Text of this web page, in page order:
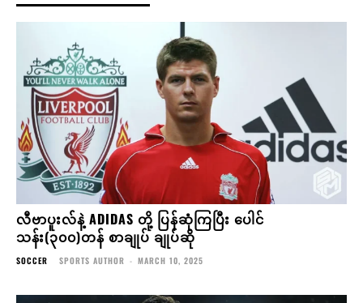
လီဗာပူးလ်နဲ့ ADIDAS တို့ ပြန်ဆုံကြပြီး ပေါင်
သန်း(၃၀၀)တန် စာချုပ် ချုပ်ဆို
SOCCER SPORTS AUTHOR - MARCH 10, 2025